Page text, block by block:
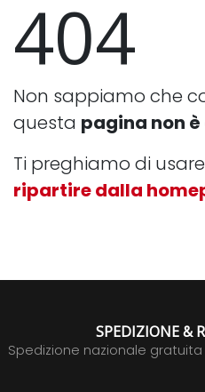
404
Non sappiamo che
questa pagina non è
Ti preghiamo di
ripartire dalla
SPEDIZIONE &
Spedizione nazionale